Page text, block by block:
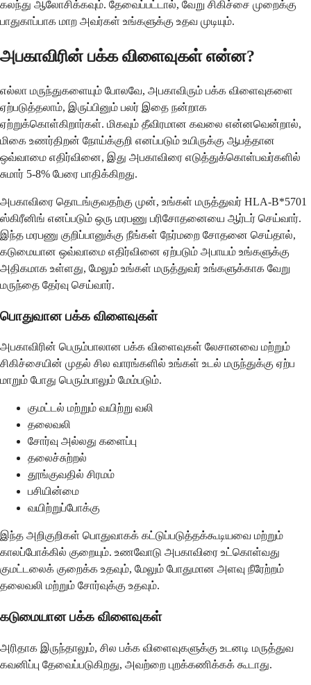
கலந்து ஆலோசிக்கவும். தேவைப்பட்டால், வேறு சிகிச்சை முறைக்கு
பாதுகாப்பாக மாற அவர்கள் உங்களுக்கு உதவ முடியும்.
அபகாவிரின் பக்க விளைவுகள் என்ன?
எல்லா மருந்துகளையும் போலவே, அபகாவிரும் பக்க விளைவுகளை
ஏற்படுத்தலாம், இருப்பினும் பலர் இதை நன்றாக
ஏற்றுக்கொள்கிறார்கள். மிகவும் தீவிரமான கவலை என்னவென்றால்,
மிகை உணர்திறன் நோய்க்குறி எனப்படும் உயிருக்கு ஆபத்தான
ஒவ்வாமை எதிர்வினை, இது அபகாவிரை எடுத்துக்கொள்பவர்களில்
சுமார் 5-8% பேரை பாதிக்கிறது.
அபகாவிரை தொடங்குவதற்கு முன், உங்கள் மருத்துவர் HLA-B*5701
ஸ்கிரீனிங் எனப்படும் ஒரு மரபணு பரிசோதனையை ஆர்டர் செய்வார்.
இந்த மரபணு குறிப்பானுக்கு நீங்கள் நேர்மறை சோதனை செய்தால்,
கடுமையான ஒவ்வாமை எதிர்வினை ஏற்படும் அபாயம் உங்களுக்கு
அதிகமாக உள்ளது, மேலும் உங்கள் மருத்துவர் உங்களுக்காக வேறு
மருந்தை தேர்வு செய்வார்.
பொதுவான பக்க விளைவுகள்
அபகாவிரின் பெரும்பாலான பக்க விளைவுகள் லேசானவை மற்றும்
சிகிச்சையின் முதல் சில வாரங்களில் உங்கள் உடல் மருந்துக்கு ஏற்ப
மாறும் போது பெரும்பாலும் மேம்படும்.
குமட்டல் மற்றும் வயிற்று வலி
தலைவலி
சோர்வு அல்லது களைப்பு
தலைச்சுற்றல்
தூங்குவதில் சிரமம்
பசியின்மை
வயிற்றுப்போக்கு
இந்த அறிகுறிகள் பொதுவாகக் கட்டுப்படுத்தக்கூடியவை மற்றும்
காலப்போக்கில் குறையும். உணவோடு அபகாவிரை உட்கொள்வது
குமட்டலைக் குறைக்க உதவும், மேலும் போதுமான அளவு நீரேற்றம்
தலைவலி மற்றும் சோர்வுக்கு உதவும்.
கடுமையான பக்க விளைவுகள்
அரிதாக இருந்தாலும், சில பக்க விளைவுகளுக்கு உடனடி மருத்துவ
கவனிப்பு தேவைப்படுகிறது, அவற்றை புறக்கணிக்கக் கூடாது.